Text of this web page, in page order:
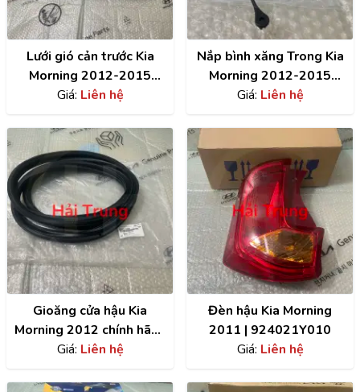
Lưới gió cản trước Kia
Morning 2012-2015
chính hãng | 865601Y500
Giá: Liên hệ
Nắp bình xăng Trong Kia
Morning 2012-2015
chính hãng | 3101038600
Giá: Liên hệ
Gioăng cửa hậu Kia
Morning 2012 chính hãng
| 873211Y000
Giá: Liên hệ
Đèn hậu Kia Morning
2011 | 924021Y010
Giá: Liên hệ